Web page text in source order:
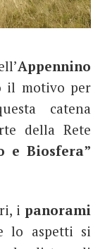
Appennino
il motivo per
catena
della Rete
e Biosfera”
i panorami
lo aspetti si